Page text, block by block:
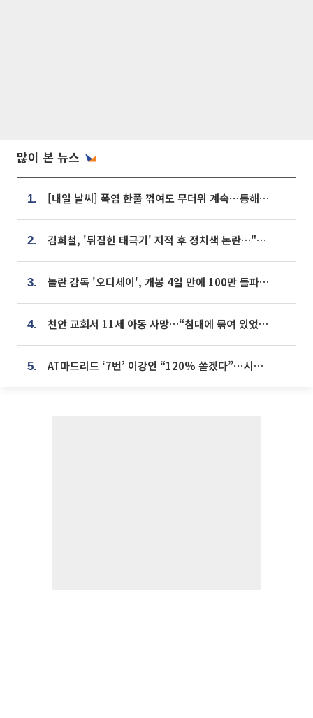
많이 본 뉴스
1. [내일 날씨] 폭염 한풀 꺾여도 무더위 계속⋯동해안 이틀 연속 비
2. 김희철, '뒤집힌 태극기' 지적 후 정치색 논란…"좌우 떠나 우리나라 국기"
3. 놀란 감독 '오디세이', 개봉 4일 만에 100만 돌파⋯'왕사남' 보다 빠르다
4. 천안 교회서 11세 아동 사망…“침대에 묶여 있었다” 진술 확보
5. AT마드리드 ‘7번’ 이강인 “120% 쏟겠다”⋯시메오네 감독 “필요한 선수”